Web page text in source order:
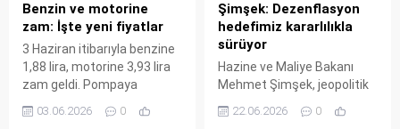
Benzin ve motorine
zam: İşte yeni fiyatlar
3 Haziran itibarıyla benzine
1,88 lira, motorine 3,93 lira
zam geldi. Pompaya
yansıyan artış benzinde 47
kuruş, motorinde 98 kuruş
03.06.2026 0
Şimşek: Dezenflasyon
hedefimiz kararlılıkla
sürüyor
Hazine ve Maliye Bakanı
Mehmet Şimşek, jeopolitik
gerilimlerin enerji fiyatlarına
etkisine rağmen
22.06.2026 0